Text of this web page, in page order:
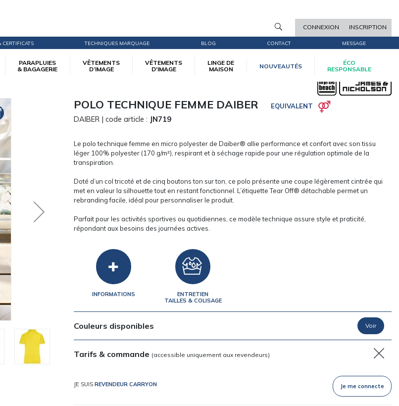
CONNEXION INSCRIPTION
CERTIFICATS TECHNIQUES MARQUAGE BLOG CONTACT MESSAGE
PARAPLUIES
& BAGAGERIE
VÊTEMENTS
D’IMAGE
VÊTEMENTS
D'IMAGE
LINGE DE
MAISON
NOUVEAUTÉS
ÉCO
RESPONSABLE
POLO TECHNIQUE FEMME DAIBER EQUIVALENT
DAIBER | code article : JN719
Le polo technique femme en micro polyester de Daiber® allie performance et confort avec son tissu
léger 100% polyester (170 g/m²), respirant et à séchage rapide pour une régulation optimale de la
transpiration.
Doté d’un col tricoté et de cinq boutons ton sur ton, ce polo présente une coupe légèrement cintrée qui
met en valeur la silhouette tout en restant fonctionnel. L’étiquette Tear Off® détachable permet un
rebranding facile, idéal pour personnaliser le produit.
Parfait pour les activités sportives ou quotidiennes, ce modèle technique assure style et praticité,
répondant aux besoins des journées actives.
INFORMATIONS
ENTRETIEN
TAILLES & COLISAGE
Couleurs disponibles
Tarifs & commande (accessible uniquement aux revendeurs)
JE SUIS REVENDEUR CARRYON Je me connecte